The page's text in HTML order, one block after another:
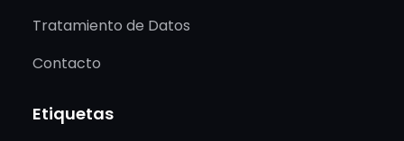
Tratamiento de Datos
Contacto
Etiquetas